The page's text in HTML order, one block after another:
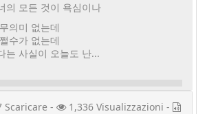
의 모든 것이 욕심이나
의미 없는데
수가 없는데
는 사실이 오늘도 난...
Scaricare -
1,336 Visualizzazioni -